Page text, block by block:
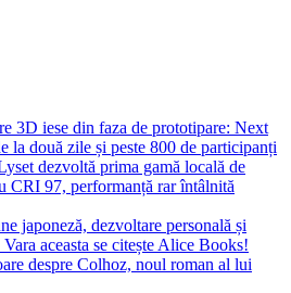
3D iese din faza de prototipare: Next
la două zile și peste 800 de participanți
dezvoltă prima gamă locală de
CRI 97, performanță rar întâlnită
japoneză, dezvoltare personală și
aceasta se citește Alice Books!
despre Colhoz, noul roman al lui